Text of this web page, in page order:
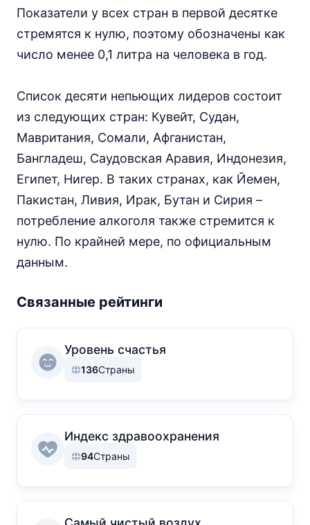
Показатели у всех стран в первой десятке
стремятся к нулю, поэтому обозначены как
число менее 0,1 литра на человека в год.
Список десяти непьющих лидеров состоит
из следующих стран: Кувейт, Судан,
Мавритания, Сомали, Афганистан,
Бангладеш, Саудовская Аравия, Индонезия,
Египет, Нигер. В таких странах, как Йемен,
Пакистан, Ливия, Ирак, Бутан и Сирия –
потребление алкоголя также стремится к
нулю. По крайней мере, по официальным
данным.
Связанные рейтинги
Уровень счастья
136Страны
Индекс здравоохранения
94Страны